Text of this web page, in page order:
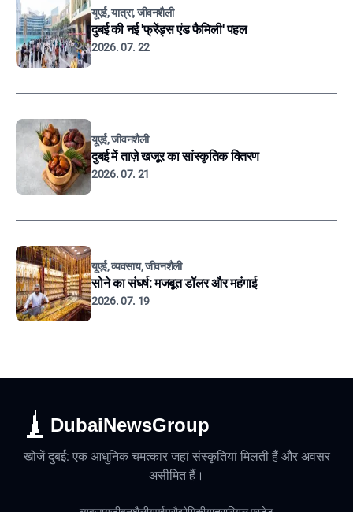
यूएई, यात्रा, जीवनशैली
दुबई की नई 'फ्रेंड्स एंड फैमिली' पहल
2026. 07. 22
यूएई, जीवनशैली
दुबई में ताज़े खजूर का सांस्कृतिक वितरण
2026. 07. 21
यूएई, व्यवसाय, जीवनशैली
सोने का संघर्ष: मजबूत डॉलर और महंगाई
2026. 07. 19
DubaiNewsGroup
खोजें दुबई: एक आधुनिक चमत्कार जहां संस्कृतियां मिलती हैं और अवसर
असीमित हैं।